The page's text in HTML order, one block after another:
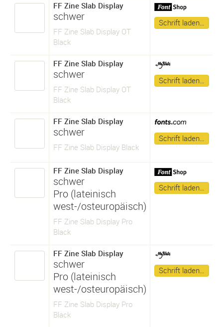
FF Zine Slab Display
schwer
FF Zine Slab Display OT
Black
Schrift laden…
FF Zine Slab Display
schwer
FF Zine Slab Display OT
Black
Schrift laden…
FF Zine Slab Display
schwer
FF Zine Slab Display Black
Schrift laden…
FF Zine Slab Display
schwer
Pro (lateinisch
west-/osteuropäisch)
FF Zine Slab Display Pro
Black
Schrift laden…
FF Zine Slab Display
schwer
Pro (lateinisch
west-/osteuropäisch)
FF Zine Slab Display Pro
Black
Schrift laden…